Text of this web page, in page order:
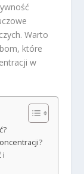
Warto
które
w
i